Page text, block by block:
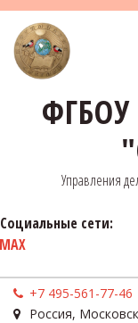
Управления
Социальные сети:
MAX
+7 495-561-77-46
Россия,